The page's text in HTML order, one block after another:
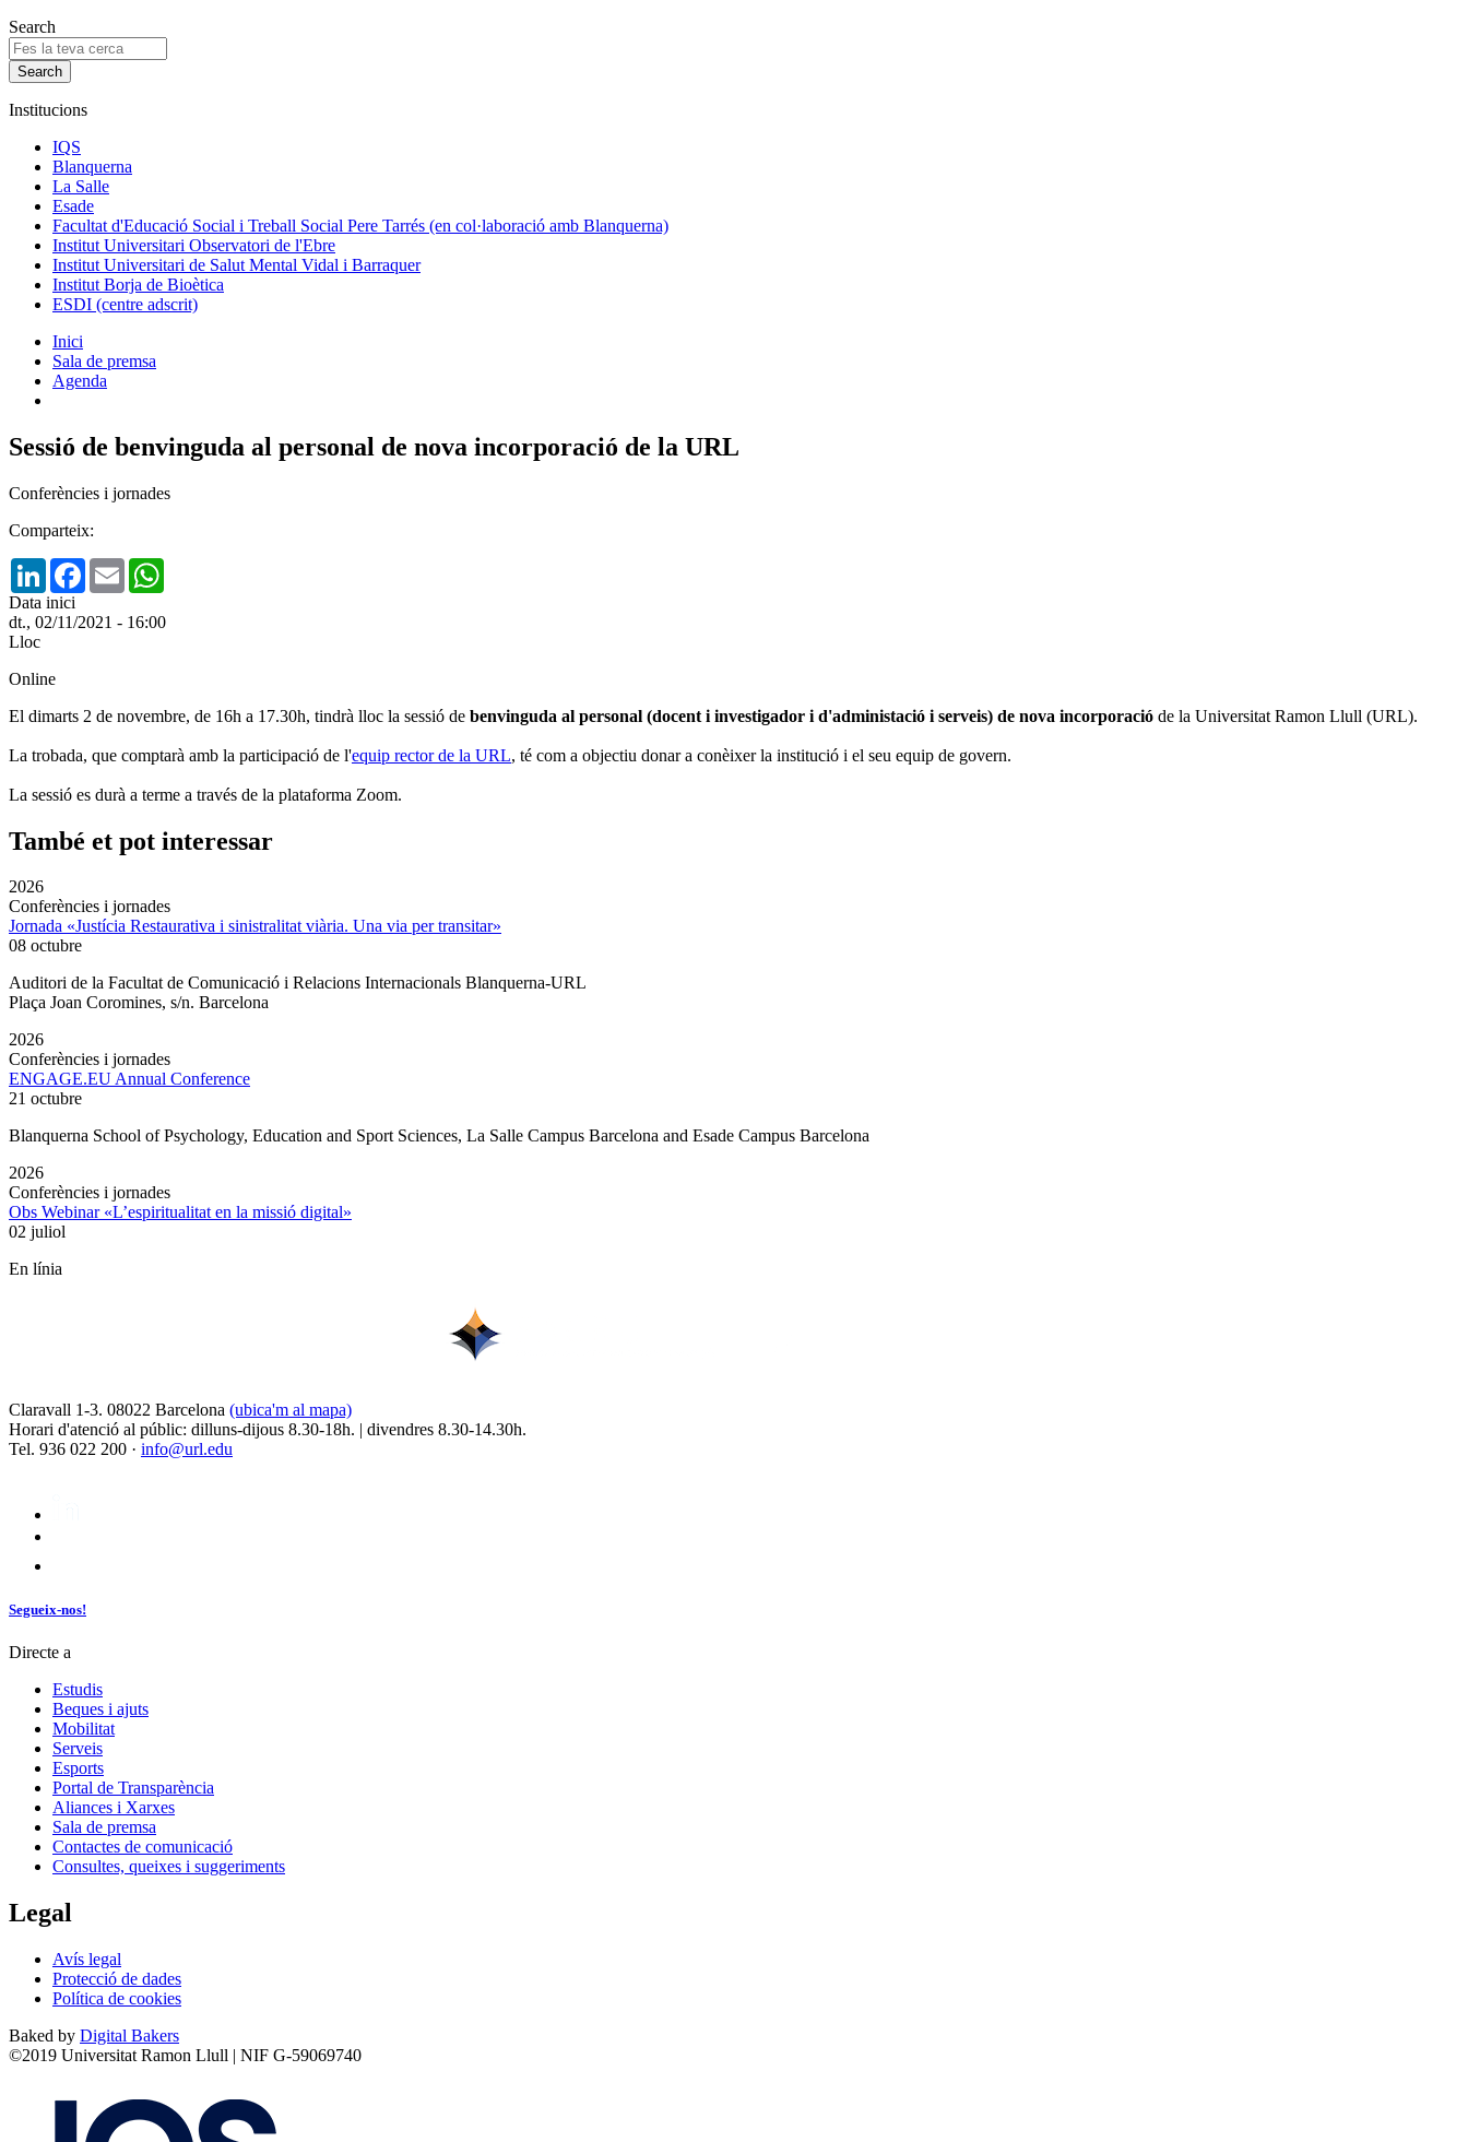
Search
Institucions
IQS
Blanquerna
La Salle
Esade
Facultat d'Educació Social i Treball Social Pere Tarrés (en col·laboració amb Blanquerna)
Institut Universitari Observatori de l'Ebre
Institut Universitari de Salut Mental Vidal i Barraquer
Institut Borja de Bioètica
ESDI (centre adscrit)
Inici
Sala de premsa
Agenda
Sessió de benvinguda al personal de nova incorporació de la URL
Conferències i jornades
Comparteix:
LinkedInFacebook
Email
Data inici
dt., 02/11/2021 - 16:00
Lloc
Online
El dimarts 2 de novembre, de 16h a 17.30h, tindrà lloc la sessió de benvinguda al personal (docent i investigador i d'administació i serveis) de nova incorporació de la Universitat Ramon Llull (URL).
La trobada, que comptarà amb la participació de l'equip rector de la URL, té com a objectiu donar a conèixer la institució i el seu equip de govern.
La sessió es durà a terme a través de la plataforma Zoom.
També et pot interessar
2026
Conferències i jornades
Jornada «Justícia Restaurativa i sinistralitat viària. Una via per transitar»
08 octubre
Auditori de la Facultat de Comunicació i Relacions Internacionals Blanquerna-URL
Plaça Joan Coromines, s/n. Barcelona
2026
Conferències i jornades
ENGAGE.EU Annual Conference
21 octubre
Blanquerna School of Psychology, Education and Sport Sciences, La Salle Campus Barcelona and Esade Campus Barcelona
2026
Conferències i jornades
Obs Webinar «L’espiritualitat en la missió digital»
02 juliol
En línia
Claravall 1-3. 08022 Barcelona (ubica'm al mapa)
Horari d'atenció al públic: dilluns-dijous 8.30-18h. | divendres 8.30-14.30h.
Tel. 936 022 200 · info@url.edu
Segueix-nos!
Directe a
Estudis
Beques i ajuts
Mobilitat
Serveis
Esports
Portal de Transparència
Aliances i Xarxes
Sala de premsa
Contactes de comunicació
Consultes, queixes i suggeriments
Legal
Avís legal
Protecció de dades
Política de cookies
Baked by Digital Bakers
©2019 Universitat Ramon Llull | NIF G-59069740